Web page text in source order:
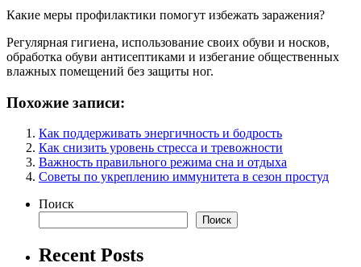
Какие меры профилактики помогут избежать заражения?
Регулярная гигиена, использование своих обуви и носков,
обработка обуви антисептиками и избегание общественных
влажных помещений без защиты ног.
Похожие записи:
Как поддерживать энергичность и бодрость
Как снизить уровень стресса и тревожности
Важность правильного режима сна и отдыха
Советы по укреплению иммунитета в сезон простуд
Поиск
Поиск
Recent Posts